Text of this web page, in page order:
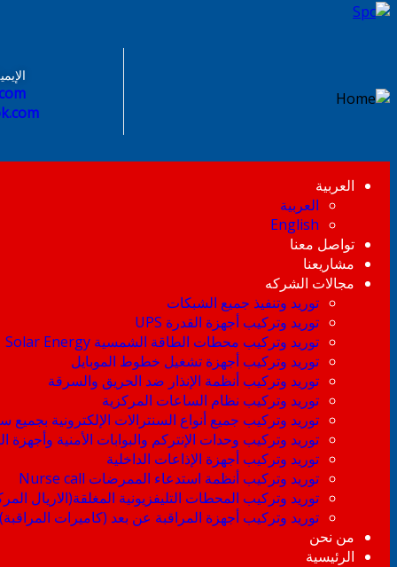
العربية
العربية
English
تواصل معنا
مشاريعنا
مجالات الشركه
توريد وتنفيذ جميع الشبكات
توريد وتركيب أجهزة القدرة UPS
توريد وتركيب محطات الطاقة الشمسية Solar Energy
توريد وتركيب أجهزة تشغيل خطوط الموبايل
توريد وتركيب أنظمة الإنذار ضد الحريق والسرقة
توريد وتركيب نظام الساعات المركزية
توريد وتركيب جميع أنواع السنترالات الإلكترونية بجميع
توريد وتركيب وحدات الإنتركم والبوابات الأمنية
توريد وتركيب أجهزة الإذاعات الداخلية
توريد وتركيب أنظمة استدعاء الممرضات Nurse call
توريد وتركيب المحطات التليفزيونية المغلقة(الاريال
توريد وتركيب أجهزة المراقبة عن بعد (كاميرات المراقبة)
من نحن
الرئيسية